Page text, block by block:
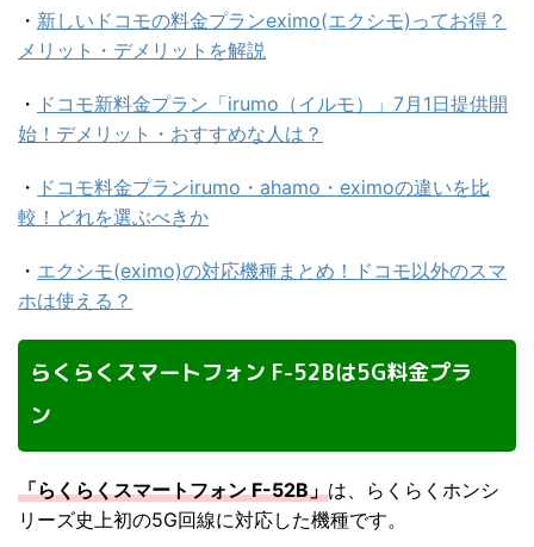
・ 新しいドコモの料金プランeximo(エクシモ)ってお得？
メリット・デメリットを解説
・ ドコモ新料金プラン「irumo（イルモ）」7月1日提供開
始！デメリット・おすすめな人は？
・ ドコモ料金プランirumo・ahamo・eximoの違いを比
較！どれを選ぶべきか
・ エクシモ(eximo)の対応機種まとめ！ドコモ以外のスマ
ホは使える？
らくらくスマートフォン F-52Bは5G料金プラ
ン
「らくらくスマートフォン F-52B」は、らくらくホンシ
リーズ史上初の5G回線に対応した機種です。